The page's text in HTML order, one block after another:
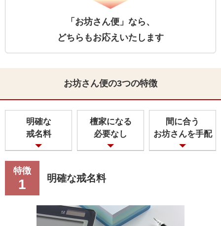
お寺が遠方にある
「お坊さん便」なら、
どちらもお応えいたします
お坊さん便の3つの特徴
明確な
戒名料
檀家になる
必要なし
間に合う
お坊さんを手配
特徴
1 明確な戒名料